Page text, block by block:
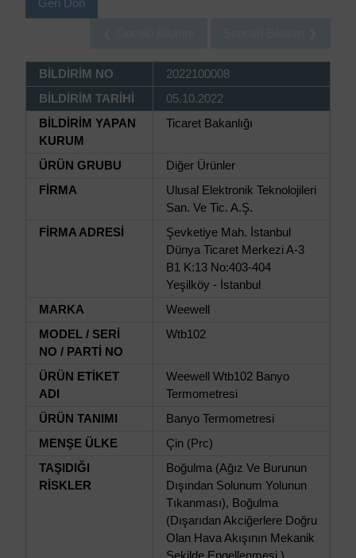
Geri Dön
BİLDİRİM NO
2022100008
BİLDİRİM TARİHİ
05.10.2022
BİLDİRİM YAPAN
KURUM
Ticaret Bakanlığı
ÜRÜN GRUBU
Diğer Ürünler
FİRMA
Ulusal Elektronik Teknolojileri
San. Ve Tic. A.Ş.
FİRMA ADRESİ
Şevketiye Mah. İstanbul
Dünya Ticaret Merkezi A-3
B1 K:13 No:403-404
Yeşilköy - İstanbul
MARKA
Weewell
MODEL / SERİ
NO / PARTİ NO
Wtb102
ÜRÜN ETİKET
ADI
Weewell Wtb102 Banyo
Termometresi
ÜRÜN TANIMI
Banyo Termometresi
MENŞE ÜLKE
Çin (Prc)
TAŞIDIĞI
RİSKLER
Boğulma (Ağız Ve Burunun
Dışından Solunum Yolunun
Tıkanması), Boğulma
(Dışarıdan Akciğerlere Doğru
Olan Hava Akışının Mekanik